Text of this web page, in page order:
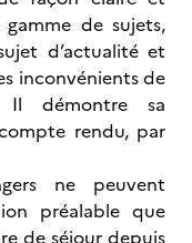
de sujets,
d’actualité et
inconvénients de
Il démontre sa
rendu, par
ne peuvent
préalable que
de séjour depuis